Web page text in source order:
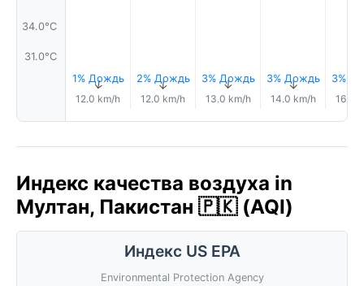
34.0°C
31.0°C
1% Дождь
↑
12.0 km/h
2% Дождь
↑
12.0 km/h
3% Дождь
↑
13.0 km/h
3% Дождь
↑
14.0 km/h
3%
16.0
Индекс качества воздуха in
Мултан, Пакистан 🇵🇰 (AQI)
Индекс US EPA
Environmental Protection Agency